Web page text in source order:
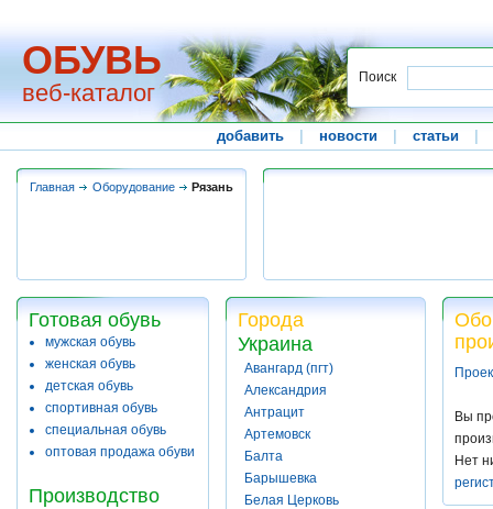
ОБУВЬ
веб-каталог
Поиск
добавить новости статьи
Главная Оборудование Рязань
Готовая обувь
мужская обувь
женская обувь
детская обувь
спортивная обувь
специальная обувь
оптовая продажа обуви
Производство
Города
Украина
Авангард (пгт)
Александрия
Антрацит
Артемовск
Балта
Барышевка
Белая Церковь
Вы
Нет